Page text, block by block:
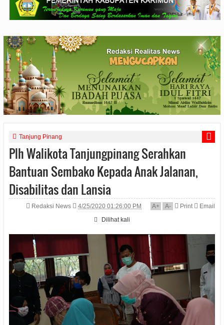
Tanjung Pinang
Plh Walikota Tanjungpinang Serahkan
Bantuan Sembako Kepada Anak Jalanan,
Disabilitas dan Lansia
Redaksi News 4/25/2020 01:26:00 PM A+ A- Print
Email
Dilihat kali